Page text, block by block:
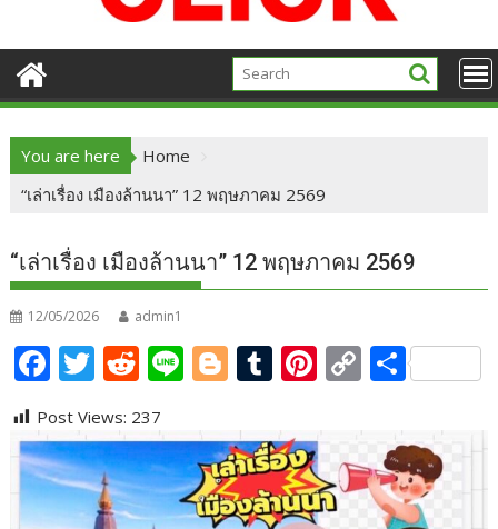
You are here
Home
“เล่าเรื่อง เมืองล้านนา” 12 พฤษภาคม 2569
“เล่าเรื่อง เมืองล้านนา” 12 พฤษภาคม 2569
12/05/2026 admin1
F
e
b
o
T
itt
er
R
d
di
t
Li
e
Bl
g
g
er
T
m
bl
r
Pi
er
e
st
C
p
y
Li
S
ar
e
Post Views: 237